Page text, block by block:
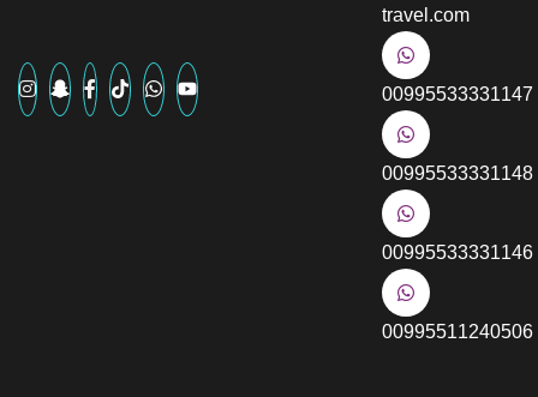
travel.com
00995533331147
00995533331148
00995533331146
00995511240506